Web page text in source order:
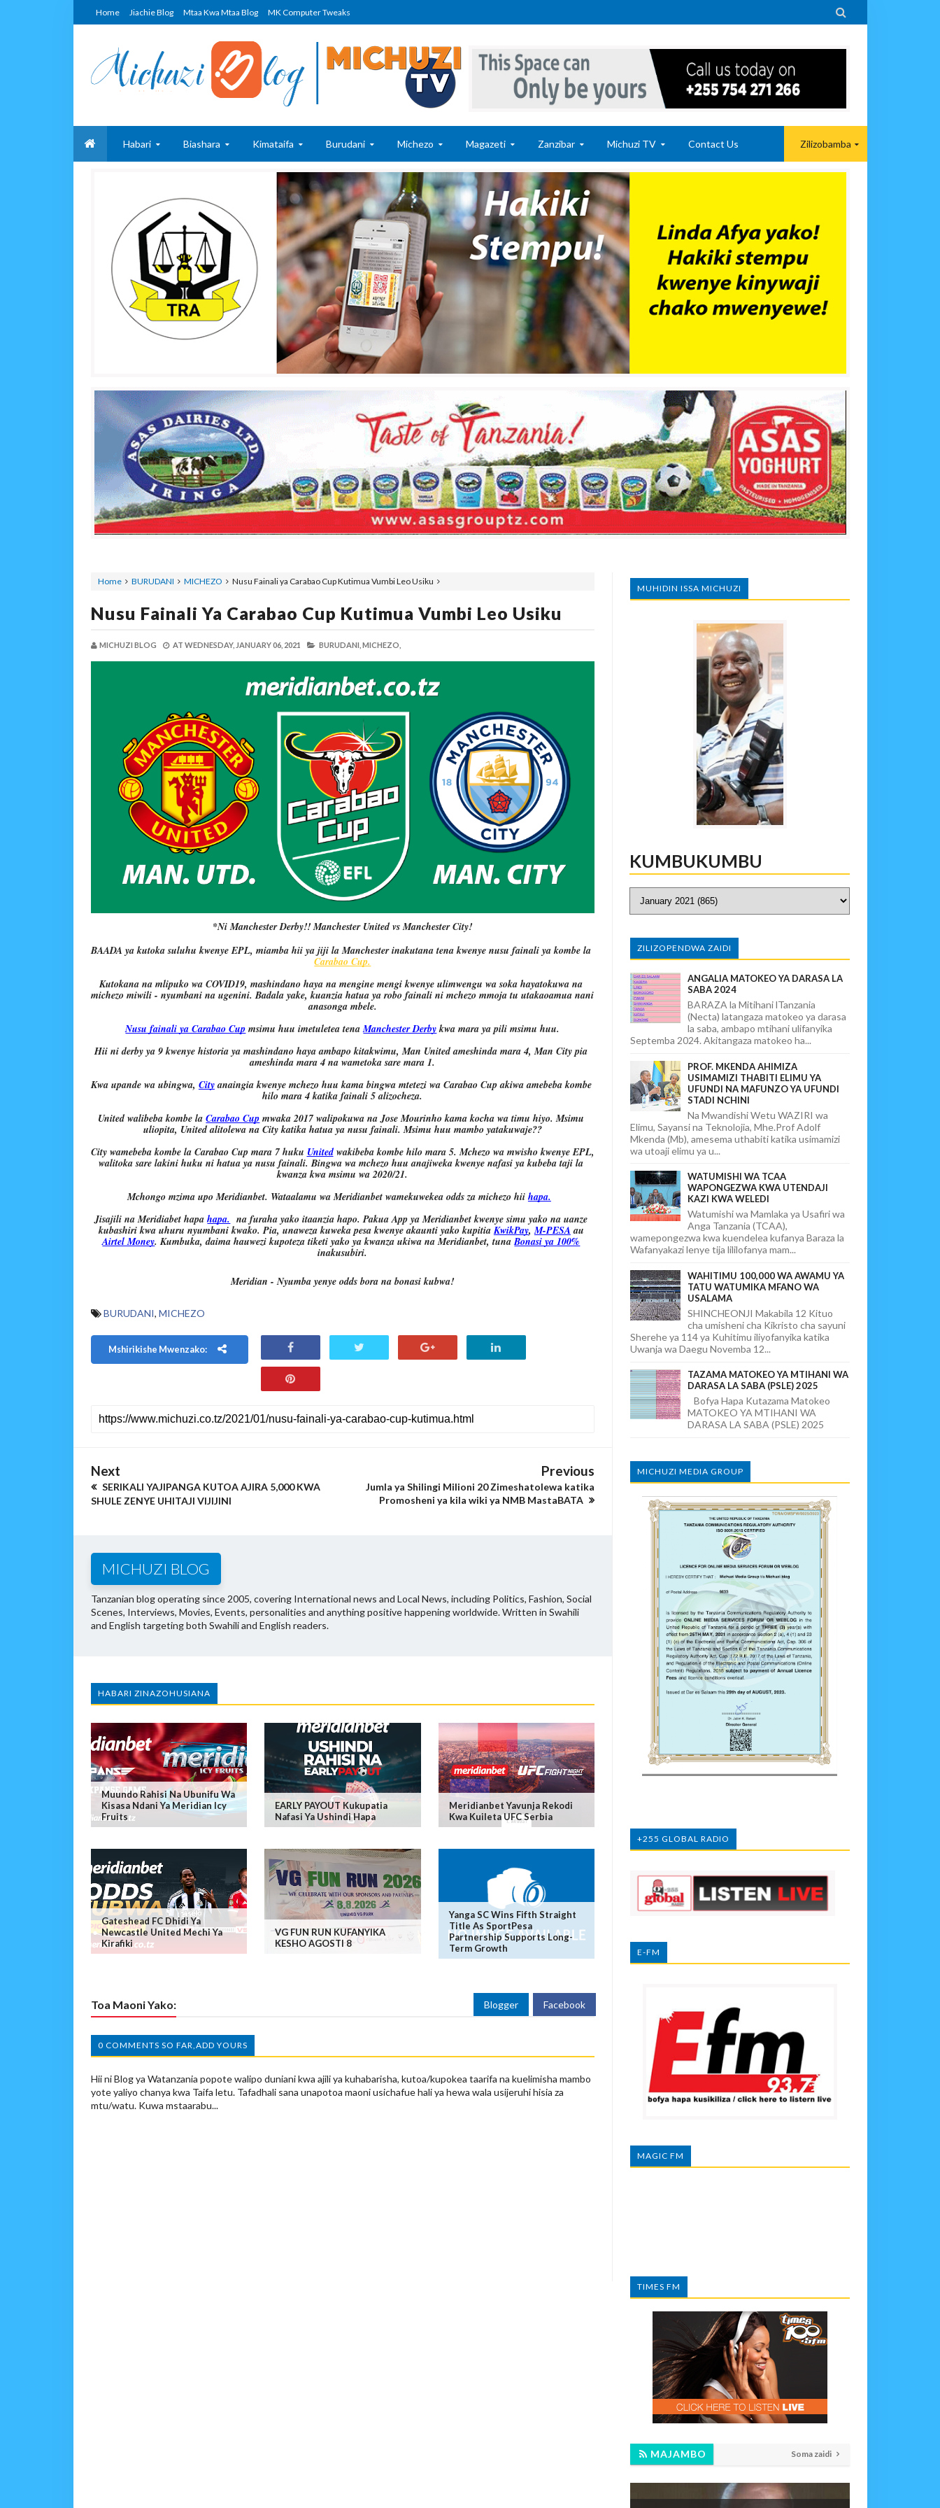
Home Jiachie Blog Mtaa Kwa Mtaa Blog MK Computer Tweaks 
Habari Biashara Kimataifa Burudani Michezo Magazeti Zanzibar Michuzi TV Contact Us Zilizobamba
Home BURUDANI MICHEZO Nusu Fainali ya Carabao Cup Kutimua Vumbi Leo Usiku
Nusu Fainali Ya Carabao Cup Kutimua Vumbi Leo Usiku
MICHUZI BLOG AT WEDNESDAY, JANUARY 06, 2021 BURUDANI, MICHEZO,
*Ni Manchester Derby!! Manchester United vs Manchester City!
BAADA ya kutoka suluhu kwenye EPL
Carabao Cup.
Kutokana na mlipuko wa COVID19, mashindano haya na mengine mengi kwenye ulimwengu wa soka hayatokuwa na
michezo miwili - nyumbani na ugenini. Badala yake, kuanzia hatua ya robo fainali ni mchezo mmoja tu utakaoamua nani
anasonga mbele.
Nusu fainali ya Carabao Cup msimu huu imetuletea tena Manchester Derby kwa mara ya pili msimu huu.
Hii ni derby ya 9 kwenye historia ya mashindano haya ambapo kitakwimu, Man United ameshinda mara 4, Man City pia
ameshinda mara 4 na wametoka sare mara 1.
Kwa upande wa ubingwa, City anaingia kwenye mchezo huu kama bingwa mtetezi wa Carabao Cup akiwa amebeba kombe
hilo mara 4 katika fainali 5 alizocheza.
United walibeba kombe la Carabao Cup mwaka 2017 walipokuwa na Jose Mourinho kama kocha wa timu hiyo. Msimu
uliopita, United alitolewa na City katika hatua ya nusu fainali. Msimu huu mambo yatakuwaje??
City wamebeba kombe la Carabao Cup mara 7 huku United wakibeba kombe hilo mara 5. Mchezo wa mwisho kwenye EPL,
walitoka sare lakini huku ni hatua ya nusu fainali. Bingwa wa mchezo huu anajiweka kwenye nafasi ya kubeba taji la
kwanza kwa msimu wa 2020/21.
Mchongo mzima upo Meridianbet. Wataalamu wa Meridianbet wamekuwekea odds za michezo hii hapa.
Jisajili na Meridiabet hapa hapa. na furaha yako itaanzia hapo. Pakua App ya Meridianbet kwenye simu yako na uanze
kubashiri kwa uhuru nyumbani kwako. Pia, unaweza kuweka pesa kwenye akaunti yako kupitia KwikPay, M-PESA
Airtel Money. Kumbuka, daima hauwezi kupoteza tiketi yako ya kwanza ukiwa na Meridianbet, tuna Bonasi ya 100%
inakusubiri.
Meridian - Nyumba yenye odds bora na bonasi kubwa!
BURUDANI, MICHEZO
Mshirikishe Mwenzako:
Next
SERIKALI YAJIPANGA KUTOA AJIRA 5,000 KWA
SHULE ZENYE UHITAJI VIJIJINI
Previous
Jumla ya Shilingi Milioni 20 Zimeshatolewa katika
Promosheni ya kila wiki ya NMB MastaBATA
MICHUZI BLOG
Tanzanian blog operating since 2005, covering International news and Local News, including Politics, Fashion, Social
Scenes, Interviews, Movies, Events, personalities and anything positive happening worldwide. Written in Swahili
and English targeting both Swahili and English readers.
HABARI ZINAZOHUSIANA
Muundo Rahisi Na Ubunifu Wa
Kisasa Ndani Ya Meridian Icy
Fruits
EARLY PAYOUT Kukupatia
Nafasi Ya Ushindi Hapa
Meridianbet Yavunja Rekodi
Kwa Kuileta UFC Serbia
Gateshead FC Dhidi Ya
Newcastle United Mechi Ya
Kirafiki
VG FUN RUN KUFANYIKA
KESHO AGOSTI 8
Yanga SC Wins Fifth Straight
Title As SportPesa
Partnership Supports Long-
Term Growth
Toa Maoni Yako: Blogger Facebook
0 COMMENTS SO FAR,ADD YOURS
Hii ni Blog ya Watanzania popote walipo duniani kwa ajili ya kuhabarisha, kutoa/kupokea taarifa na kuelimisha mambo
yote yaliyo chanya kwa Taifa letu. Tafadhali sana unapotoa maoni usichafue hali ya hewa wala usijeruhi hisia za
mtu/watu. Kuwa mstaarabu...
MUHIDIN ISSA MICHUZI
KUMBUKUMBU
ZILIZOPENDWA ZAIDI
ANGALIA MATOKEO YA DARASA LA
SABA 2024
BARAZA la Mitihani lTanzania
(Necta) latangaza matokeo ya darasa
la saba, ambapo mtihani ulifanyika
Septemba 2024. Akitangaza matokeo ha...
PROF. MKENDA AHIMIZA
USIMAMIZI THABITI ELIMU YA
UFUNDI NA MAFUNZO YA UFUNDI
STADI NCHINI
Na Mwandishi Wetu WAZIRI wa
Elimu, Sayansi na Teknolojia, Mhe.Prof Adolf
Mkenda (Mb), amesema uthabiti katika usimamizi
wa utoaji elimu ya u...
WATUMISHI WA TCAA
WAPONGEZWA KWA UTENDAJI
KAZI KWA WELEDI
Watumishi wa Mamlaka ya Usafiri wa
Anga Tanzania (TCAA),
wamepongezwa kwa kuendelea kufanya Baraza la
Wafanyakazi lenye tija lililofanya mam...
WAHITIMU 100,000 WA AWAMU YA
TATU WATUMIKA MFANO WA
USALAMA
SHINCHEONJI Makabila 12 Kituo
cha umisheni cha Kikristo cha sayuni
Sherehe ya 114 ya Kuhitimu iliyofanyika katika
Uwanja wa Daegu Novemba 12...
TAZAMA MATOKEO YA MTIHANI WA
DARASA LA SABA (PSLE) 2025
Bofya Hapa Kutazama Matokeo
MATOKEO YA MTIHANI WA
DARASA LA SABA (PSLE) 2025
MICHUZI MEDIA GROUP
+255 GLOBAL RADIO
E-FM
MAGIC FM
TIMES FM
MAJAMBO Soma zaidi